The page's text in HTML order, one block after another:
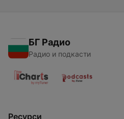
БГ Радио
Радио и подкасти
Ресурси